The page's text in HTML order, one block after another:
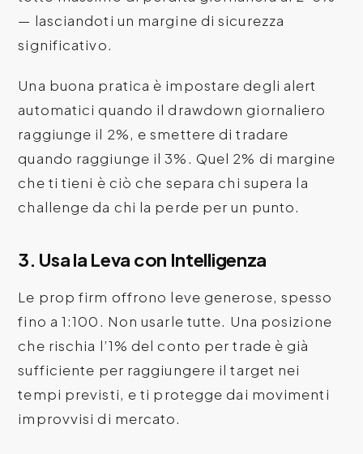
— lasciandoti un margine di sicurezza
significativo.
Una buona pratica è impostare degli alert
automatici quando il drawdown giornaliero
raggiunge il 2%, e smettere di tradare
quando raggiunge il 3%. Quel 2% di margine
che ti tieni è ciò che separa chi supera la
challenge da chi la perde per un punto.
3. Usa la Leva con Intelligenza
Le prop firm offrono leve generose, spesso
fino a 1:100. Non usarle tutte. Una posizione
che rischia l’1% del conto per trade è già
sufficiente per raggiungere il target nei
tempi previsti, e ti protegge dai movimenti
improvvisi di mercato.